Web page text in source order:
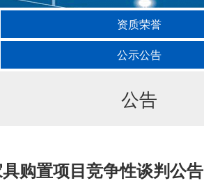
资质荣誉
公示公告
公告
购置项目竞争性谈判公告